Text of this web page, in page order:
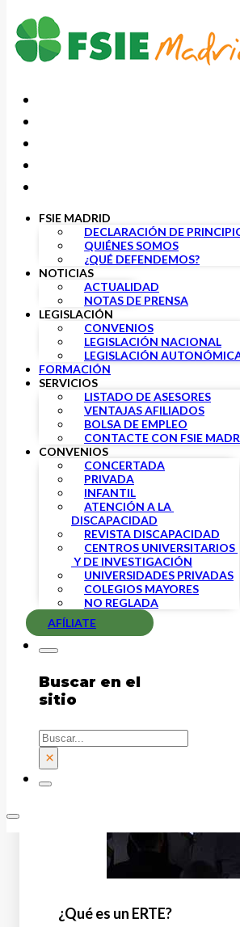
Saltar al contenido principal Saltar
FSIE MADRID
DECLARACIÓN DE
QUIÉNES SOMOS
¿QUÉ DEFENDEMOS?
NOTICIAS
ACTUALIDAD
NOTAS DE PRENSA
LEGISLACIÓN
CONVENIOS
LEGISLACIÓN NACIONAL
LEGISLACIÓN
FORMACIÓN
SERVICIOS
LISTADO DE ASESORES
VENTAJAS AFILIADOS
BOLSA DE EMPLEO
CONTACTE CON FSIE
CONVENIOS
CONCERTADA
PRIVADA
INFANTIL
ATENCIÓN A LA
DISCAPACIDAD
REVISTA DISCAPACIDAD
CENTROS UNIVERSITARIOS
Y DE INVESTIGACIÓN
UNIVERSIDADES PRIVADAS
COLEGIOS MAYORES
NO REGLADA
AFÍLIATE
Buscar en el
sitio
Buscar
×
20 MARZO, 2020
TODO LO QUE
LAS MEDIDAS
Tras la declaración
empresas se han
principio, se
productivos y de
Temporal de Empleo
¿Qué es un ERTE?